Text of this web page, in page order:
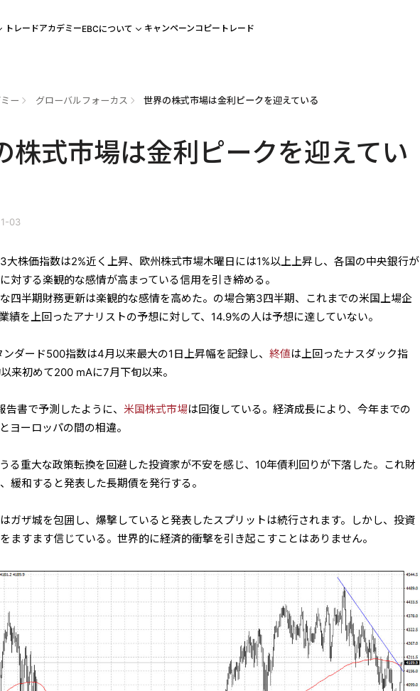
トレードアカデミーEBCについて キャンペーンコピートレード
ー グローバルフォーカス 世界の株式市場は金利ピークを迎えている
株式市場は金利ピークを迎えてい
03
大株価指数は2%近く上昇、欧州株式市場木曜日には1%以上上昇し、各国の中央銀行が
対する楽観的な感情が高まっている信用を引き締める。
四半期財務更新は楽観的な感情を高めた。の場合第3四半期、これまでの米国上場企
績を上回ったアナリストの予想に対して、14.9%の人は予想に達していない。
ンダード500指数は4月以来最大の1日上昇幅を記録し、終値は上回ったナスダック指
来初めて200 mAに7月下旬以来。
告書で予測したように、米国株式市場は回復している。経済成長により、今年までの
ヨーロッパの間の相違。
る重大な政策転換を回避した投資家が不安を感じ、10年債利回りが下落した。これ財
緩和すると発表した長期債を発行する。
ガザ城を包囲し、爆撃していると発表したスプリットは続行されます。しかし、投資
ますます信じている。世界的に経済的衝撃を引き起こすことはありません。